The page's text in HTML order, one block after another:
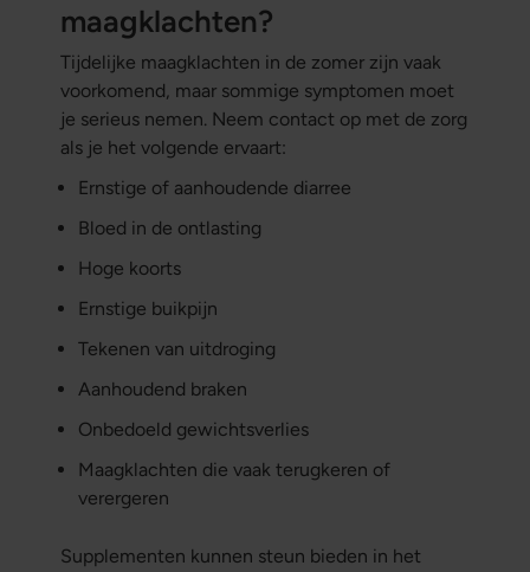
maagklachten?
Tijdelijke maagklachten in de zomer zijn vaak
voorkomend, maar sommige symptomen moet
je serieus nemen. Neem contact op met de zorg
als je het volgende ervaart:
Ernstige of aanhoudende diarree
Bloed in de ontlasting
Hoge koorts
Ernstige buikpijn
Tekenen van uitdroging
Aanhoudend braken
Onbedoeld gewichtsverlies
Maagklachten die vaak terugkeren of
verergeren
Supplementen kunnen steun bieden in het